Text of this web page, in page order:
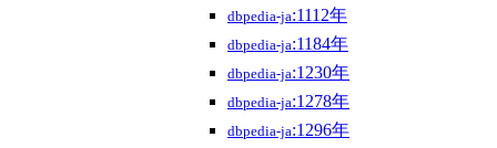
dbpedia-ja:1112年
dbpedia-ja:1184年
dbpedia-ja:1230年
dbpedia-ja:1278年
dbpedia-ja:1296年